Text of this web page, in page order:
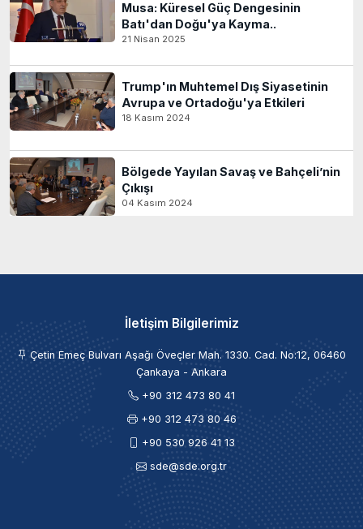
Musa: Küresel Güç Dengesinin
Batı'dan Doğu'ya Kayma..
21 Nisan 2025
Trump'ın Muhtemel Dış Siyasetinin
Avrupa ve Ortadoğu'ya Etkileri
18 Kasım 2024
Bölgede Yayılan Savaş ve Bahçeli’nin
Çıkışı
04 Kasım 2024
İletişim Bilgilerimiz
Çetin Emeç Bulvarı Aşağı Öveçler Mah. 1330. Cad. No:12, 06460
Çankaya - Ankara
+90 312 473 80 41
+90 312 473 80 46
+90 530 926 41 13
sde@sde.org.tr